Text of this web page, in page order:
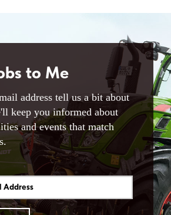
to Me
address tell us a bit about
keep you informed about
and events that match